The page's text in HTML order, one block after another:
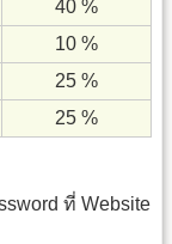
40 %
10 %
25 %
25 %
ที่ Website